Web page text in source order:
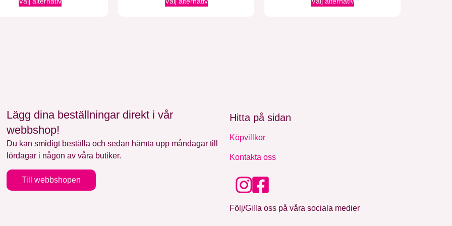
Lägg dina beställningar direkt i vår
webbshop!
Du kan smidigt beställa och sedan hämta upp måndagar till
lördagar i någon av våra butiker.
Till webbshopen
Hitta på sidan
Köpvillkor
Kontakta oss
Följ/Gilla oss på våra sociala medier